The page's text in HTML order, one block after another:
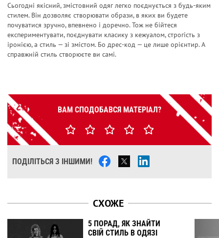
Сьогодні якісний, змістовний одяг легко поєднується з будь-яким
стилем. Він дозволяє створювати образи, в яких ви будете
почуватися зручно, впевнено і доречно. Тож не бійтеся
експериментувати, поєднувати класику з кежуалом, строгість з
іронією, а стиль — зі змістом. Бо дрес-код — це лише орієнтир. А
справжній стиль створюєте ви самі.
ВАМ СПОДОБАВСЯ МАТЕРІАЛ?
ПОДІЛІТЬСЯ З ІНШИМИ!
СХОЖЕ
5 ПОРАД, ЯК ЗНАЙТИ
СВІЙ СТИЛЬ В ОДЯЗІ